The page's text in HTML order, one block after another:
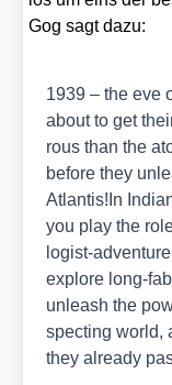
Gog sagt dazu:
1939 – the eve
about to get
rous than the
befo­re they
Atlantis!In
you play the
lo­gist-
explo­re long-
unleash the
spec­ting world,
they alre­a­dy